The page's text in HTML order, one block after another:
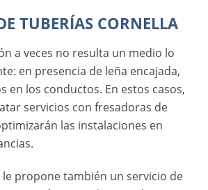
TUBERÍAS CORNELLA
a veces no resulta un medio lo
en presencia de leña encajada,
en los conductos. En estos casos,
servicios con fresadoras de
las instalaciones en
propone también un servicio de